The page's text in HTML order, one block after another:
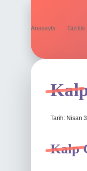
Anasayfa Gizlilik
Tarih: Nisan
Kalp